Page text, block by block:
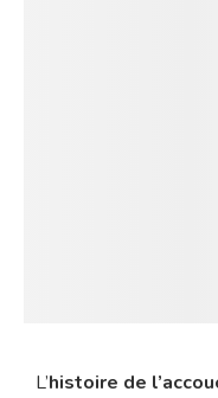
L’histoire de